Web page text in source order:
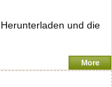
und die
More